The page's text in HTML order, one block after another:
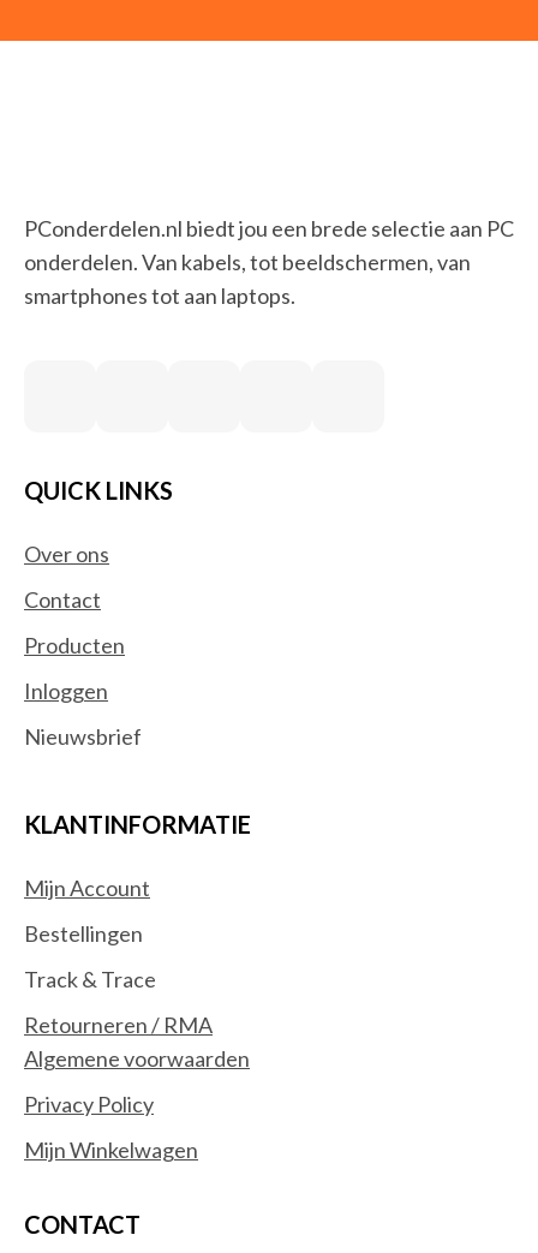
PConderdelen.nl biedt jou een brede selectie aan PC
onderdelen. Van kabels, tot beeldschermen, van
smartphones tot aan laptops.
QUICK LINKS
Over ons
Contact
Producten
Inloggen
Nieuwsbrief
KLANTINFORMATIE
Mijn Account
Bestellingen
Track & Trace
Retourneren / RMA
Algemene voorwaarden
Privacy Policy
Mijn Winkelwagen
CONTACT